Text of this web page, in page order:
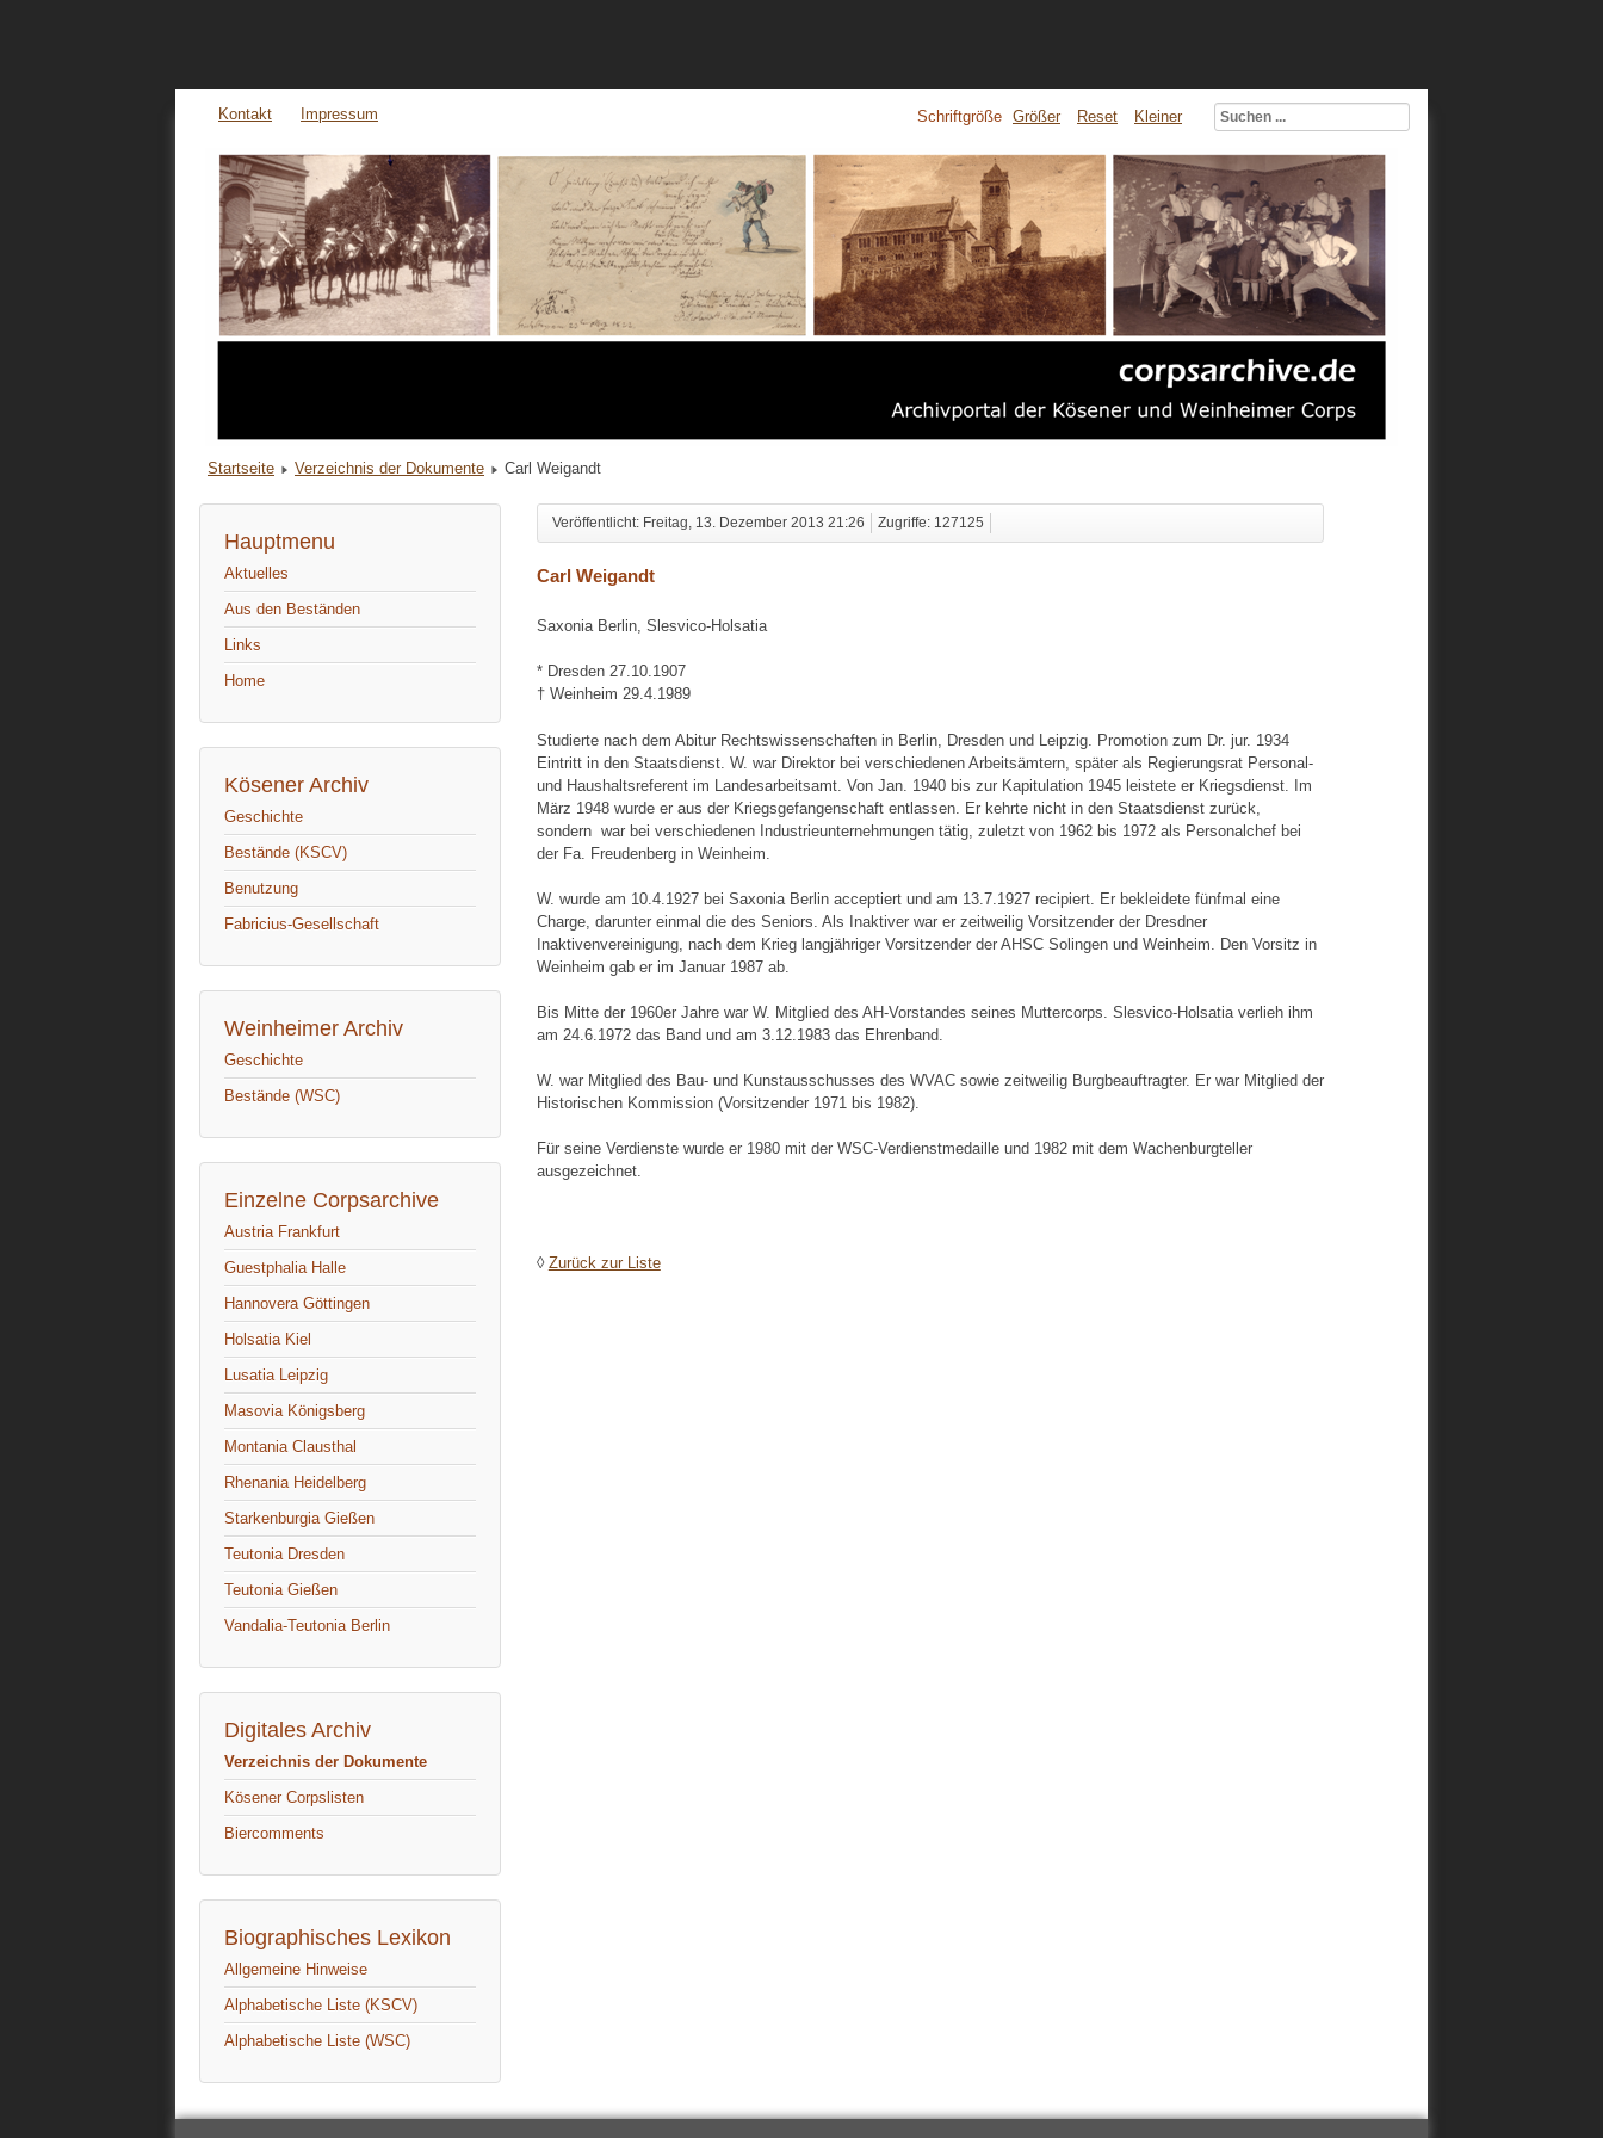
Kontakt Impressum Schriftgröße Größer Reset Kleiner
Startseite Verzeichnis der Dokumente Carl Weigandt
Hauptmenu
Aktuelles
Aus den Beständen
Links
Home
Kösener Archiv
Geschichte
Bestände (KSCV)
Benutzung
Fabricius-Gesellschaft
Weinheimer Archiv
Geschichte
Bestände (WSC)
Einzelne Corpsarchive
Austria Frankfurt
Guestphalia Halle
Hannovera Göttingen
Holsatia Kiel
Lusatia Leipzig
Masovia Königsberg
Montania Clausthal
Rhenania Heidelberg
Starkenburgia Gießen
Teutonia Dresden
Teutonia Gießen
Vandalia-Teutonia Berlin
Digitales Archiv
Verzeichnis der Dokumente
Kösener Corpslisten
Biercomments
Biographisches Lexikon
Allgemeine Hinweise
Alphabetische Liste (KSCV)
Alphabetische Liste (WSC)
Veröffentlicht: Freitag, 13. Dezember 2013 21:26 Zugriffe: 127125
Carl Weigandt
Saxonia Berlin, Slesvico-Holsatia
* Dresden 27.10.1907
† Weinheim 29.4.1989
Studierte nach dem Abitur Rechtswissenschaften in Berlin, Dresden und Leipzig. Promotion zum Dr. jur. 1934
Eintritt in den Staatsdienst. W. war Direktor bei verschiedenen Arbeitsämtern, später als Regierungsrat Personal-
und Haushaltsreferent im Landesarbeitsamt. Von Jan. 1940 bis zur Kapitulation 1945 leistete er Kriegsdienst. Im
März 1948 wurde er aus der Kriegsgefangenschaft entlassen. Er kehrte nicht in den Staatsdienst zurück,
sondern war bei verschiedenen Industrieunternehmungen tätig, zuletzt von 1962 bis 1972 als Personalchef bei
der Fa. Freudenberg in Weinheim.
W. wurde am 10.4.1927 bei Saxonia Berlin acceptiert und am 13.7.1927 recipiert. Er bekleidete fünfmal eine
Charge, darunter einmal die des Seniors. Als Inaktiver war er zeitweilig Vorsitzender der Dresdner
Inaktivenvereinigung, nach dem Krieg langjähriger Vorsitzender der AHSC Solingen und Weinheim. Den Vorsitz in
Weinheim gab er im Januar 1987 ab.
Bis Mitte der 1960er Jahre war W. Mitglied des AH-Vorstandes seines Muttercorps. Slesvico-Holsatia verlieh ihm
am 24.6.1972 das Band und am 3.12.1983 das Ehrenband.
W. war Mitglied des Bau- und Kunstausschusses des WVAC sowie zeitweilig Burgbeauftragter. Er war Mitglied der
Historischen Kommission (Vorsitzender 1971 bis 1982).
Für seine Verdienste wurde er 1980 mit der WSC-Verdienstmedaille und 1982 mit dem Wachenburgteller
ausgezeichnet.
◊ Zurück zur Liste